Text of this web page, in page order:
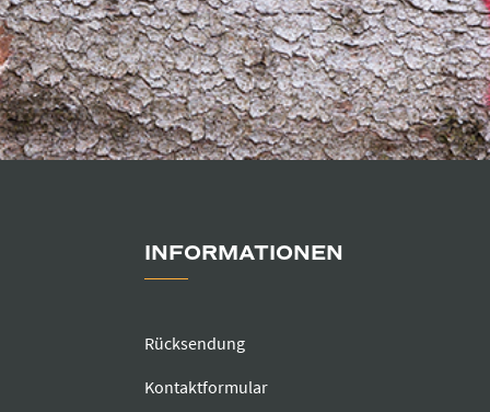
INFORMATIONEN
Rücksendung
Kontaktformular